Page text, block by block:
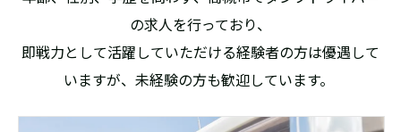
の求人を行っており、
即戦力として活躍していただける経験者の方は優遇して
いますが、未経験の方も歓迎しています。